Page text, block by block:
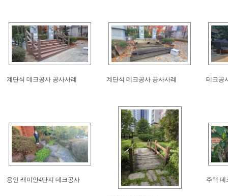
계단식 데크공사 공사사례 계단식 데크공사 공사사례 테크공
용인 래미안4단지 데크공사 주택 데